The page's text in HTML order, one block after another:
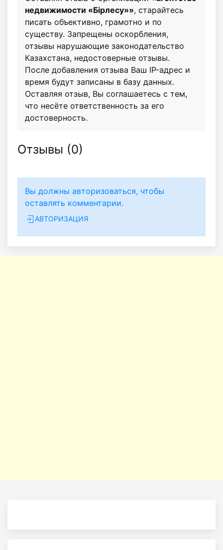
недвижимости «Бiрлесу»», старайтесь
писать объективно, грамотно и по
существу. Запрещены оскорбления,
отзывы нарушающие законодательство
Казахстана, недостоверные отзывы.
После добавления отзыва Ваш IP-адрес и
время будут записаны в базу данных.
Оставляя отзыв, Вы соглашаетесь с тем,
что несёте ответственность за его
достоверность.
Отзывы (0)
Вы должны авторизоваться, чтобы
оставлять комментарии.
АВТОРИЗАЦИЯ